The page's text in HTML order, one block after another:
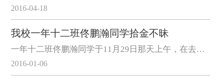
2016-04-18
我校一年十二班佟鹏瀚同学拾金不昧
一年十二班佟鹏瀚同学于11月29日那天上午，在去往东周商场的马路上，拾到蓝色钱包一个，内有现金等重要文件，他在原地等待失主，见无人询问，打开钱包，看见里面失主的联系电话，主动联系失主，交还钱包。让失主感动...
2016-01-06